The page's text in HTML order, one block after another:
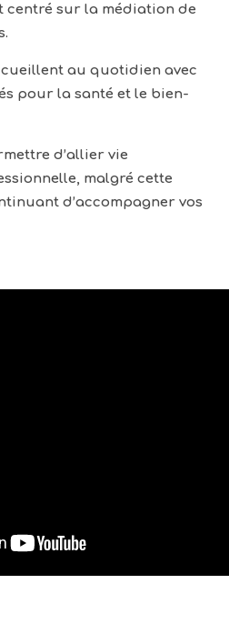
centré sur la médiation de
au quotidien avec
pour la santé et le bien-
d’allier vie
malgré cette
d’accompagner vos